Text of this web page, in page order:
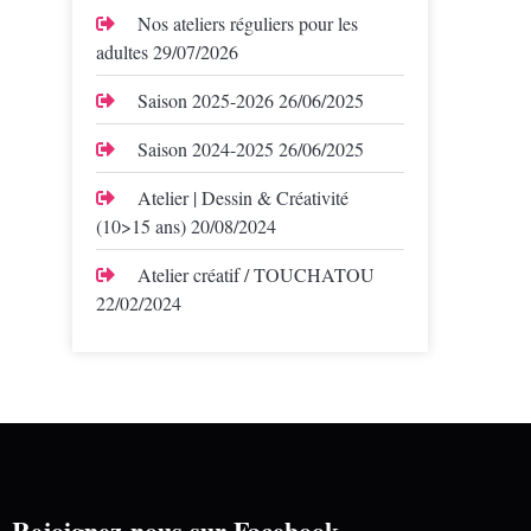
Nos ateliers réguliers pour les
adultes29/07/2026
Saison 2025-202626/06/2025
Saison 2024-2025 26/06/2025
Atelier | Dessin & Créativité
(10>15 ans)20/08/2024
Atelier créatif / TOUCHATOU
22/02/2024